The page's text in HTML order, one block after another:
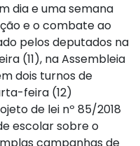
dia e uma semana
e o combate ao
pelos deputados na
(11), na Assembleia
dois turnos de
feira (12)
de lei nº 85/2018
escolar sobre o